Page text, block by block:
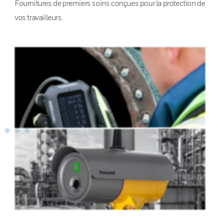
Fournitures de premiers soins conçues pour la protection de
vos travailleurs.